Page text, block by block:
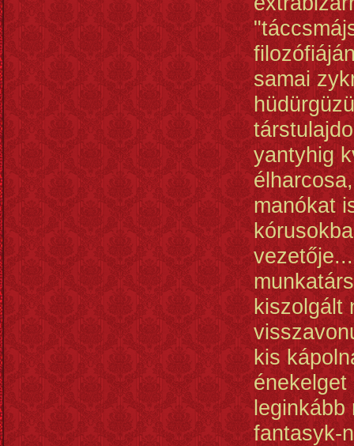
samai
yantyhig
manókat
kiszolgált
kis
leginkább
fantasyk-